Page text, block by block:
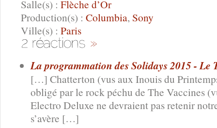
Salle(s) : Flèche d’Or
Production(s) : Columbia, Sony
Ville(s) : Paris
La programmation des Solidays 2015 - Le
[…] Chatterton (vus aux Inouis du
obligé par le rock péchu de The Vaccines
Electro Deluxe ne devraient pas retenir
s’avère […]